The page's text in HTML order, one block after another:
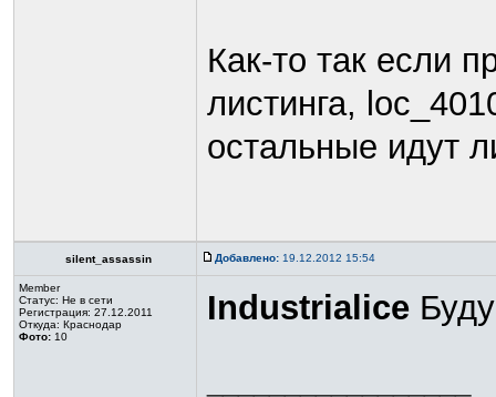
Как-то так если
листинга,
остальные идут
silent_assassin Добавлено: 19.12.2012 15:54
Member
Статус: Не в сети
Регистрация: 27.12.2011
Откуда: Краснодар
Фото: 10
Industrialice